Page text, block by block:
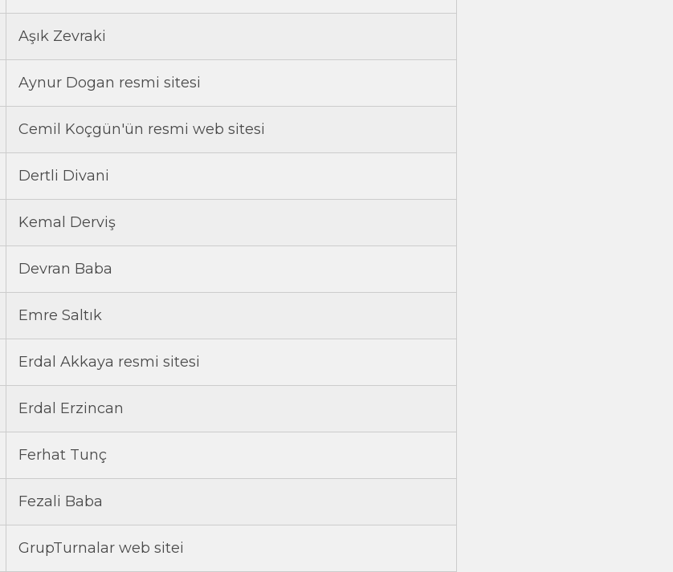
Aşık Zevraki
Aynur Dogan resmi sitesi
Cemil Koçgün'ün resmi web sitesi
Dertli Divani
Kemal Derviş
Devran Baba
Emre Saltık
Erdal Akkaya resmi sitesi
Erdal Erzincan
Ferhat Tunç
Fezali Baba
GrupTurnalar web sitei